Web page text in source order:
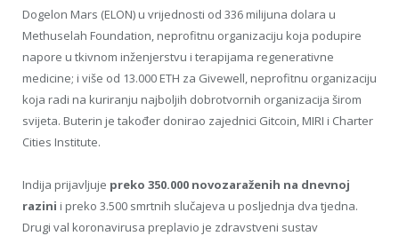
Dogelon Mars (ELON) u vrijednosti od 336 milijuna dolara u
Methuselah Foundation, neprofitnu organizaciju koja podupire
napore u tkivnom inženjerstvu i terapijama regenerativne
medicine; i više od 13.000 ETH za Givewell, neprofitnu organizaciju
koja radi na kuriranju najboljih dobrotvornih organizacija širom
svijeta. Buterin je također donirao zajednici Gitcoin, MIRI i Charter
Cities Institute.
Indija prijavljuje preko 350.000 novozaraženih na dnevnoj
razini i preko 3.500 smrtnih slučajeva u posljednja dva tjedna.
Drugi val koronavirusa preplavio je zdravstveni sustav